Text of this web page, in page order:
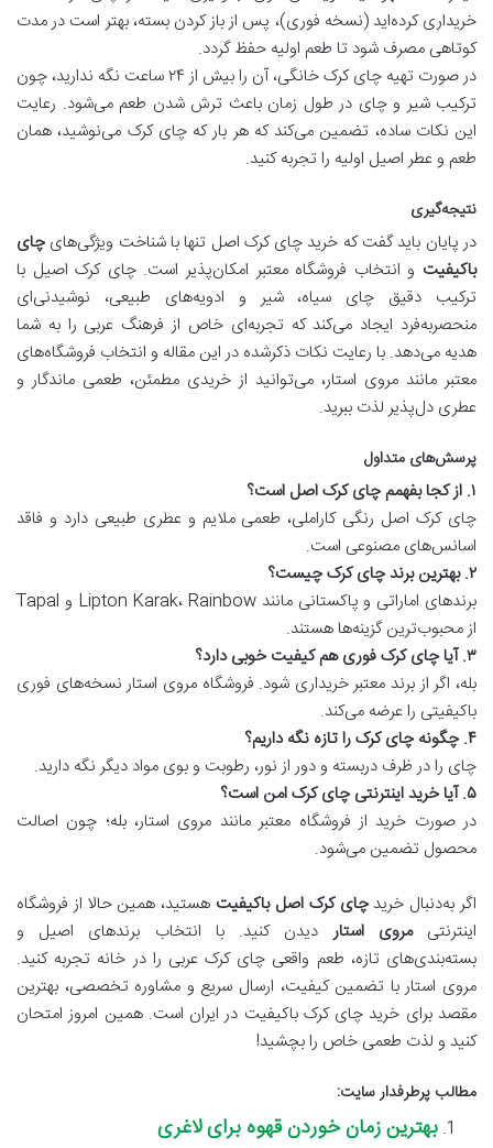
خریداری کرده‌اید (نسخه فوری)، پس از باز کردن بسته، بهتر است در مدت
کوتاهی مصرف شود تا طعم اولیه حفظ گردد.
در صورت تهیه چای کرک خانگی، آن را بیش از ۲۴ ساعت نگه ندارید، چون
ترکیب شیر و چای در طول زمان باعث ترش شدن طعم می‌شود. رعایت
این نکات ساده، تضمین می‌کند که هر بار که چای کرک می‌نوشید، همان
طعم و عطر اصیل اولیه را تجربه کنید.
نتیجه‌گیری
در پایان باید گفت که خرید چای کرک اصل تنها با شناخت ویژگی‌هایچای
باکیفیت و انتخاب فروشگاه معتبر امکان‌پذیر است. چای کرک اصیل با
ترکیب دقیق چای سیاه، شیر و ادویه‌های طبیعی، نوشیدنی‌ای
منحصربه‌فرد ایجاد می‌کند که تجربه‌ای خاص از فرهنگ عربی را به شما
هدیه می‌دهد. با رعایت نکات ذکرشده در این مقاله و انتخاب فروشگاه‌های
معتبر مانند مروی استار، می‌توانید از خریدی مطمئن، طعمی ماندگار و
عطری دل‌پذیر لذت ببرید.
پرسش‌های متداول
۱. از کجا بفهمم چای کرک اصل است؟
چای کرک اصل رنگی کاراملی، طعمی ملایم و عطری طبیعی دارد و فاقد
اسانس‌های مصنوعی است.
۲. بهترین برند چای کرک چیست؟
برندهای اماراتی و پاکستانی مانند Lipton Karak، Rainbow و Tapal
از محبوب‌ترین گزینه‌ها هستند.
۳. آیا چای کرک فوری هم کیفیت خوبی دارد؟
بله، اگر از برند معتبر خریداری شود. فروشگاه مروی استار نسخه‌های فوری
باکیفیتی را عرضه می‌کند.
۴. چگونه چای کرک را تازه نگه داریم؟
چای را در ظرف دربسته و دور از نور، رطوبت و بوی مواد دیگر نگه دارید.
۵. آیا خرید اینترنتی چای کرک امن است؟
در صورت خرید از فروشگاه معتبر مانند مروی استار، بله؛ چون اصالت
محصول تضمین می‌شود.
اگر به‌دنبال خریدچای کرک اصل باکیفیت هستید، همین حالا از فروشگاه
اینترنتیمروی استار دیدن کنید. با انتخاب برندهای اصیل و
بسته‌بندی‌های تازه، طعم واقعی چای کرک عربی را در خانه تجربه کنید.
مروی استار با تضمین کیفیت، ارسال سریع و مشاوره تخصصی، بهترین
مقصد برای خرید چای کرک باکیفیت در ایران است. همین امروز امتحان
کنید و لذت طعمی خاص را بچشید!
مطالب پرطرفدار سایت:
بهترین زمان خوردن قهوه برای لاغری